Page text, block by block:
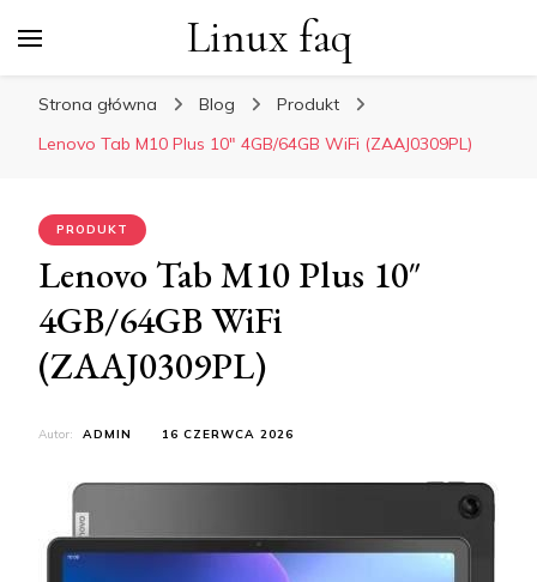
Linux faq
Strona główna Blog
Produkt
Lenovo Tab M10 Plus 10″ 4GB/64GB WiFi (ZAAJ0309PL)
PRODUKT
Lenovo Tab M10 Plus 10″
4GB/64GB WiFi
(ZAAJ0309PL)
Autor: ADMIN 16 CZERWCA 2026